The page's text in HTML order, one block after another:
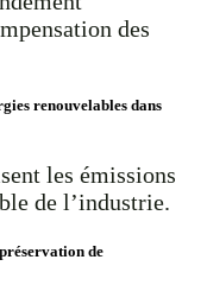
des
renouvelables dans
les émissions
de l’industrie.
de